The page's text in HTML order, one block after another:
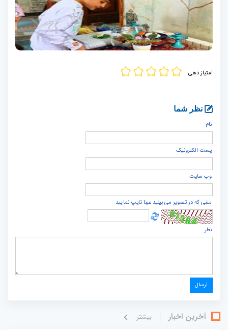
امتیاز دهی
نظر شما
نام
پست الكترونيک
وب سایت
متنی که در تصویر می بینید عینا تایپ نمایید
نظر
آخرین اخبار بيشتر